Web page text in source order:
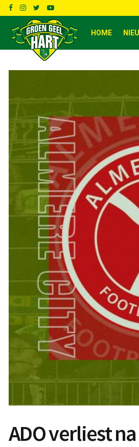
HOME
ADO verliest